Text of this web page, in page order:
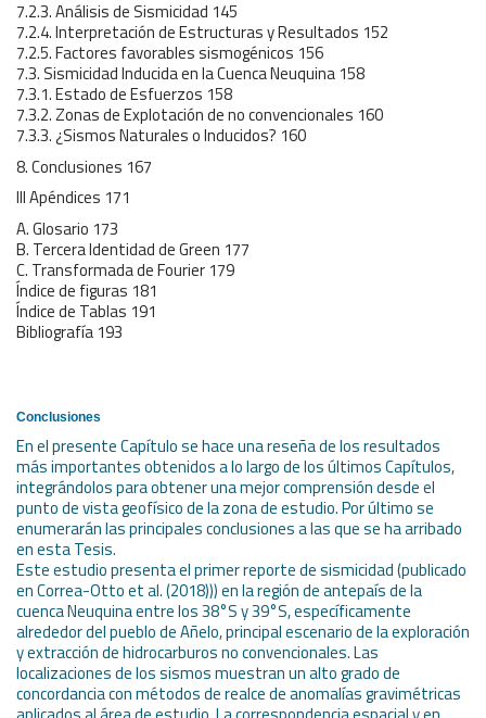
7.2.3. Análisis de Sismicidad 145
7.2.4. Interpretación de Estructuras y Resultados 152
7.2.5. Factores favorables sismogénicos 156
7.3. Sismicidad Inducida en la Cuenca Neuquina 158
7.3.1. Estado de Esfuerzos 158
7.3.2. Zonas de Explotación de no convencionales 160
7.3.3. ¿Sismos Naturales o Inducidos? 160
8. Conclusiones 167
III Apéndices 171
A. Glosario 173
B. Tercera Identidad de Green 177
C. Transformada de Fourier 179
Índice de figuras 181
Índice de Tablas 191
Bibliografía 193
Conclusiones
En el presente Capítulo se hace una reseña de los resultados
más importantes obtenidos a lo largo de los últimos Capítulos,
integrándolos para obtener una mejor comprensión desde el
punto de vista geofísico de la zona de estudio. Por último se
enumerarán las principales conclusiones a las que se ha arribado
en esta Tesis.
Este estudio presenta el primer reporte de sismicidad (publicado
en Correa-Otto et al. (2018))) en la región de antepaís de la
cuenca Neuquina entre los 38°S y 39°S, específicamente
alrededor del pueblo de Añelo, principal escenario de la exploración
y extracción de hidrocarburos no convencionales. Las
localizaciones de los sismos muestran un alto grado de
concordancia con métodos de realce de anomalías gravimétricas